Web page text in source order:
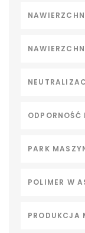
PARK
POLIMER W
PRODUKCJA